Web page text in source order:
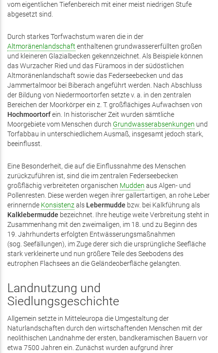
vom eigentlichen Tiefenbereich mit einer meist niedrigen Stufe
abgesetzt sind.
Durch starkes Torfwachstum waren die in der
Altmoränenlandschaft enthaltenen grundwassererfüllten großen
und kleineren Glazialbecken gekennzeichnet. Als Beispiele können
das Wurzacher Ried und das Füramoos in der südöstlichen
Altmoränenlandschaft sowie das Federseebecken und das
Jammertalmoor bei Biberach angeführt werden. Nach Abschluss
der Bildung von Niedermoortorfen setzte v. a. in den zentralen
Bereichen der Moorkörper ein z. T. großflächiges Aufwachsen von
Hochmoortorfein. In historischer Zeit wurden sämtliche
Moorgebiete vom Menschen durch Grundwasserabsenkungen und
Torfabbau in unterschiedlichem Ausmaß, insgesamt jedoch stark,
beeinflusst.
Eine Besonderheit, die auf die Einflussnahme des Menschen
zurückzuführen ist, sind die im zentralen Federseebecken
großflächig verbreiteten organischen Mudden aus Algen- und
Pollenresten. Diese werden wegen ihrer gallertartigen, an rohe Leber
erinnernde Konsistenzals Lebermudde bzw. bei Kalkführung als
Kalklebermudde bezeichnet. Ihre heutige weite Verbreitung steht in
Zusammenhang mit den zweimaligen, im 18. und zu Beginn des
19. Jahrhunderts erfolgten Entwässerungsmaßnahmen
(sog. Seefällungen), im Zuge derer sich die ursprüngliche Seefläche
stark verkleinerte und nun größere Teile des Seebodens des
eutrophen Flachsees an die Geländeoberfläche gelangten.
Landnutzung und
Siedlungsgeschichte
Allgemein setzte in Mitteleuropa die Umgestaltung der
Naturlandschaften durch den wirtschaftenden Menschen mit der
neolithischen Landnahme der ersten, bandkeramischen Bauern vor
etwa 7500 Jahren ein. Zunächst wurden aufgrund ihrer